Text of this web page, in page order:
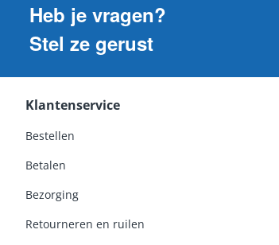
Heb je vragen?
Stel ze gerust
Klantenservice
Bestellen
Betalen
Bezorging
Retourneren en ruilen